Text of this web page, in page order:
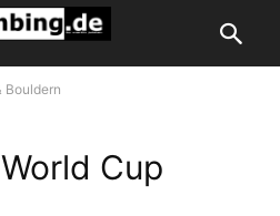
Bouldern
Cup